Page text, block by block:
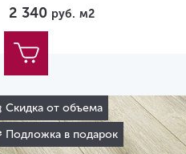
2 340 руб. м2
Скидка от объема
Подложка в подарок